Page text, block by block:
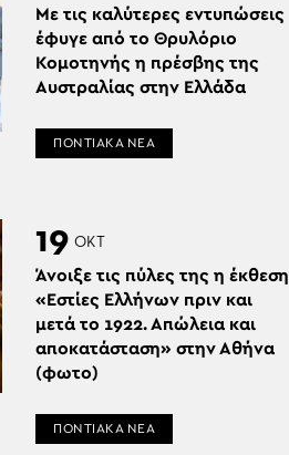
Με τις καλύτερες εντυπώσεις
έφυγε από το Θρυλόριο
Κομοτηνής η πρέσβης της
Αυστραλίας στην Ελλάδα
ΠΟΝΤΙΑΚΑ ΝΕΑ
19 ΟΚΤ
Άνοιξε τις πύλες της η έκθεση
«Εστίες Ελλήνων πριν και
μετά το 1922. Απώλεια και
αποκατάσταση» στην Αθήνα
(φωτο)
ΠΟΝΤΙΑΚΑ ΝΕΑ